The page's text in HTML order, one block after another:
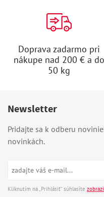
Doprava zadarmo pri
nákupe nad 200 € a do
50 kg
Newsletter
Pridajte sa k odberu
novinkách.
Kliknutím na „Prihlásiť“ súhlasíte